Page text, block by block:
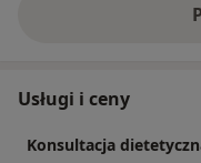
Usługi i ceny
Konsultacja